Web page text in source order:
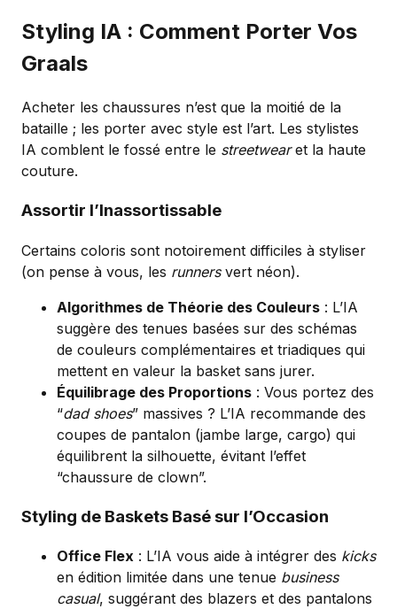
Styling IA : Comment Porter Vos
Graals
Acheter les chaussures n’est que la moitié de la
bataille ; les porter avec style est l’art. Les stylistes
IA comblent le fossé entre le streetwearet la haute
couture.
Assortir l’Inassortissable
Certains coloris sont notoirement difficiles à styliser
(on pense à vous, les runnersvert néon).
Algorithmes de Théorie des Couleurs : L’IA
suggère des tenues basées sur des schémas
de couleurs complémentaires et triadiques qui
mettent en valeur la basket sans jurer.
Équilibrage des Proportions : Vous portez des
“dad shoes” massives ? L’IA recommande des
coupes de pantalon (jambe large, cargo) qui
équilibrent la silhouette, évitant l’effet
“chaussure de clown”.
Styling de Baskets Basé sur l’Occasion
Office Flex : L’IA vous aide à intégrer des kicks
en édition limitée dans une tenue business
casual, suggérant des blazers et des pantalons